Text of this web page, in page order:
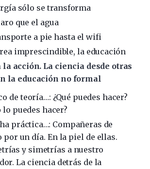
sólo se transforma
que el agua
a pie hasta el wifi
imprescindible, la educación
la acción. La ciencia desde otras
la educación no formal
de teoría…: ¿Qué puedes hacer?
lo puedes hacer?
práctica…: Compañeras de
por un día. En la piel de ellas.
y simetrías a nuestro
La ciencia detrás de la